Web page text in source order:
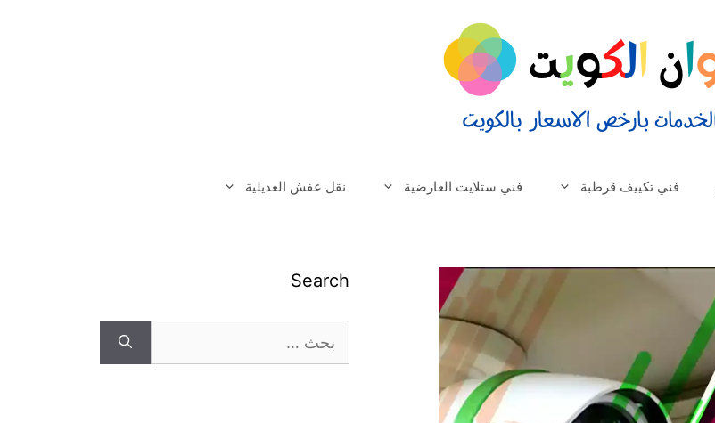
فني تكييف قرطبة فني ستلايت العارضية نقل عفش العديلية
Search